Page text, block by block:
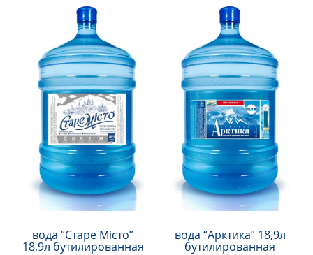
вода “Старе Місто”
18,9л бутилированная
вода “Арктика” 18,9л
бутилированная